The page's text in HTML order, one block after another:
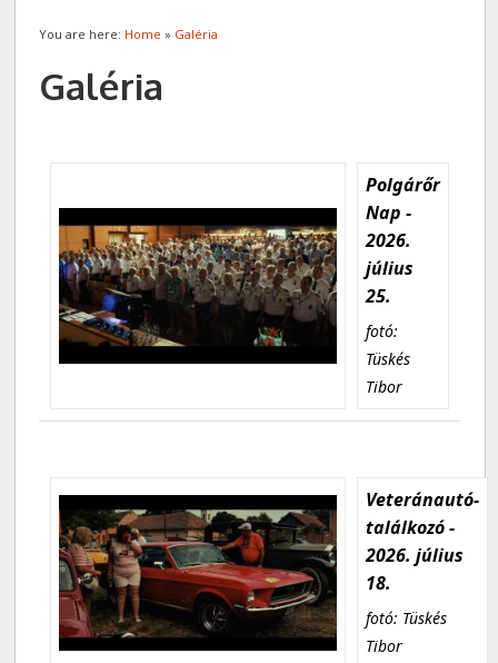
You are here: Home » Galéria
Galéria
Polgárőr
Nap -
2026.
július
25.
fotó:
Tüskés
Tibor
Veteránautó-
találkozó -
2026. július
18.
fotó: Tüskés
Tibor